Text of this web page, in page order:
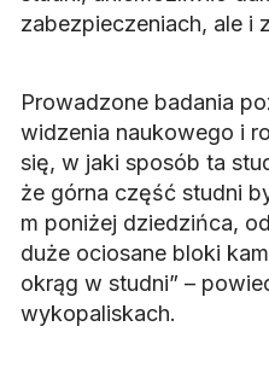
zabezpieczeniach, ale i
Prowadzone badania
widzenia naukowego i
się, w jaki sposób ta
że górna część studni
m poniżej dziedzińca,
duże ociosane bloki
okrąg w studni” –
wykopaliskach.